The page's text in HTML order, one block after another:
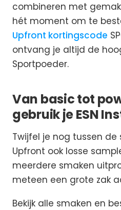
combineren met
hét moment om te
Upfront kortingscode
ontvang je altijd de
Sportpoeder.
Van basic tot
gebruik je ESN
Twijfel je nog tussen de
Upfront ook losse
meerdere smaken
meteen een grote zak
Bekijk alle smaken en